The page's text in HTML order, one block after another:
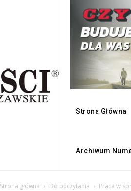
Strona Główna
Archiwum
Strona główna Do poczytania Praca w